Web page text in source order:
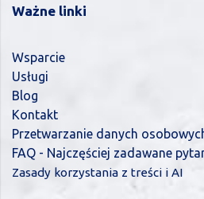
Ważne linki
Wsparcie
Usługi
Blog
Kontakt
Przetwarzanie danych
FAQ - Najczęściej zadawane
Zasady korzystania z treści i AI